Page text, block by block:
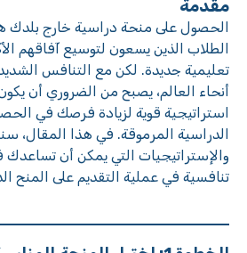
مقدمة
الحصول على منحة دراسية خارج بلدك
الطلاب الذين يسعون لتوسيع آفاقهم
تعليمية جديدة. لكن مع التنافس
أنحاء العالم، يصبح من الضروري أن
استراتيجية قوية لزيادة فرصك في
الدراسية المرموقة. في هذا المقال،
والإستراتيجيات التي يمكن أن تساعدك
تنافسية في عملية التقديم على المنح